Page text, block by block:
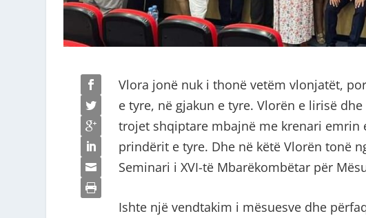
Vlora jonë nuk i thonë vetëm vlonjatët,
e tyre, në gjakun e tyre. Vlorën e lirisë
trojet shqiptare mbajnë me krenari emrin
prindërit e tyre. Dhe në këtë Vlorën tonë
Seminari i XVI-të Mbarëkombëtar për
Ishte një vendtakim i mësuesve dhe